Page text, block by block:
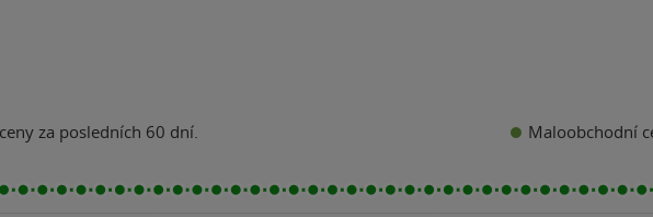
za posledních 60 dní. Maloobchodní